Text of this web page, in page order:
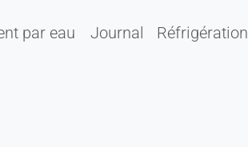
par eau
Journal Réfrigération